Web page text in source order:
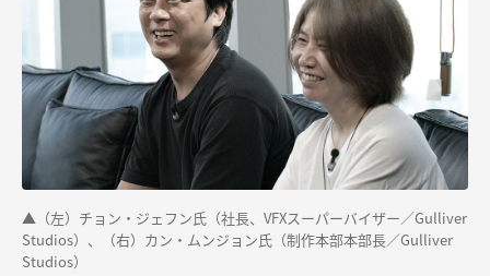
▲（左）チョン・ジェフン氏（社長、VFXスーパーバイザー／Gulliver
Studios）、（右）カン・ムンジョン氏（制作本部本部長／Gulliver
Studios）